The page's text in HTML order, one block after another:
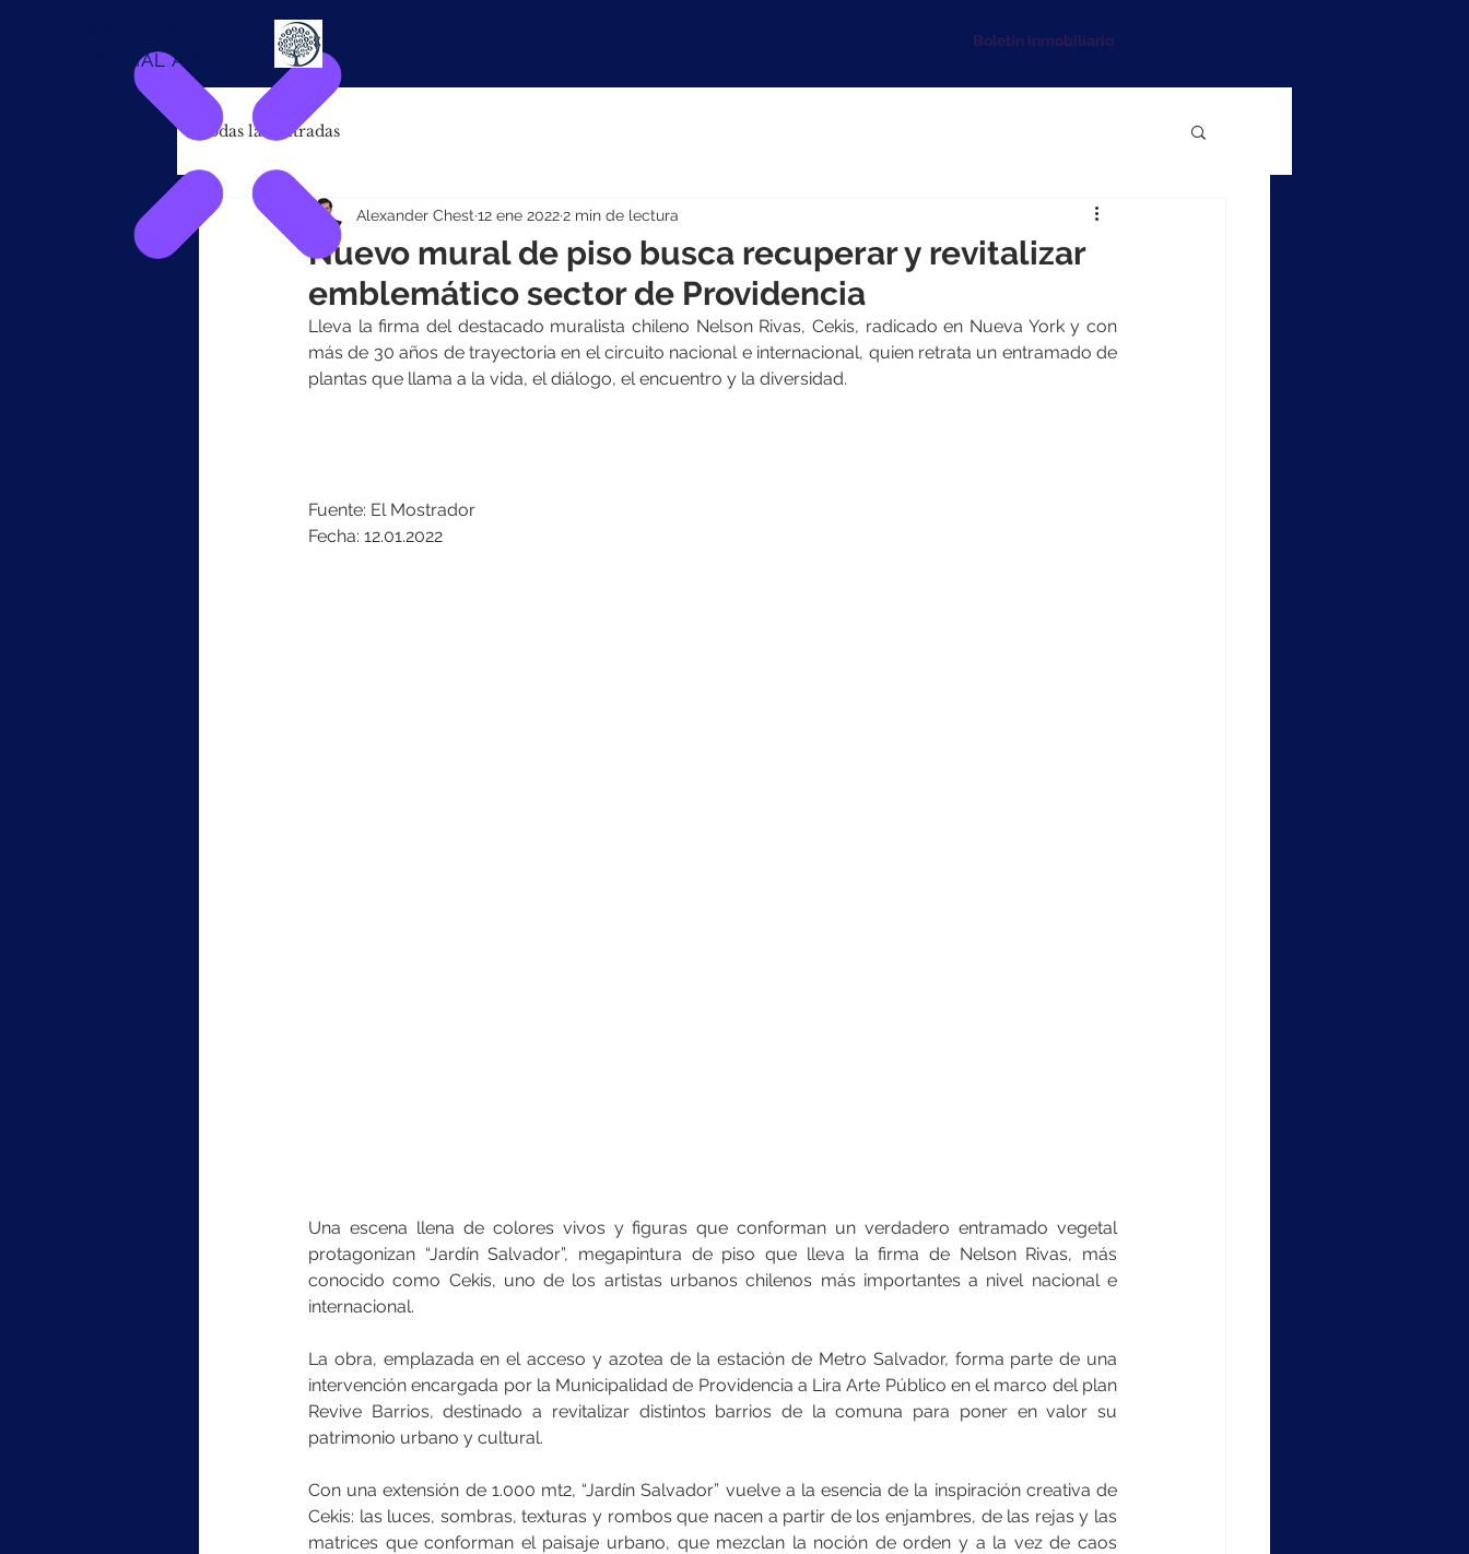
FINANCIAL ADVISOR
Boletín inmobiliario
Todas las entradas
Nuevo mural de piso busca recuperar y revitalizar
emblemático sector de Providencia
Alexander Chest 12 ene 20222 min de lectura
Lleva la firma del destacado muralista chileno Nelson Rivas, Cekis, radicado en Nueva York y con
más de 30 años de trayectoria en el circuito nacional e internacional, quien retrata un entramado de
plantas que llama a la vida, el diálogo, el encuentro y la diversidad.
Fuente: El Mostrador
Fecha: 12.01.2022
Una escena llena de colores vivos y figuras que conforman un verdadero entramado vegetal
protagonizan “Jardín Salvador”, megapintura de piso que lleva la firma de Nelson Rivas, más
conocido como Cekis, uno de los artistas urbanos chilenos más importantes a nivel nacional e
internacional.
La obra, emplazada en el acceso y azotea de la estación de Metro Salvador, forma parte de una
intervención encargada por la Municipalidad de Providencia a Lira Arte Público en el marco del plan
Revive Barrios, destinado a revitalizar distintos barrios de la comuna para poner en valor su
patrimonio urbano y cultural.
Con una extensión de 1.000 mt2, “Jardín Salvador” vuelve a la esencia de la inspiración creativa de
Cekis: las luces, sombras, texturas y rombos que nacen a partir de los enjambres, de las rejas y las
matrices que conforman el paisaje urbano, que mezclan la noción de orden y a la vez de caos